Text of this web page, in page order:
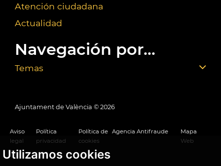
Utilizamos cookies
Atención ciudadana
Actualidad
Navegación por...
Temas
Ajuntament de València © 2026
Aviso
legal
Política
privacidad
Política de
cookies
Agencia Antifraude
Mapa
Web